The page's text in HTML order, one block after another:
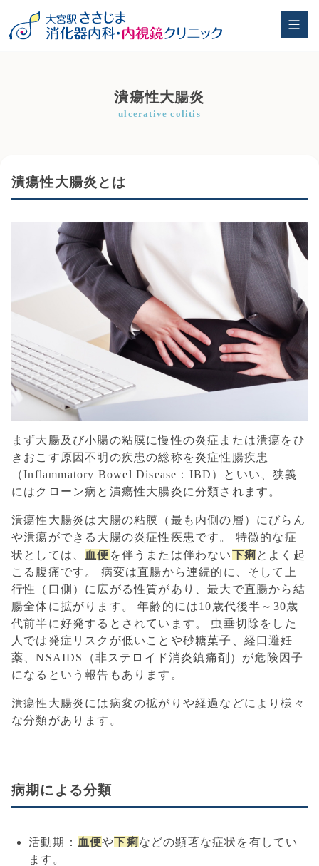
潰瘍性大腸炎
ulcerative colitis
潰瘍性大腸炎とは
まず大腸及び小腸の粘膜に慢性の炎症または潰瘍をひ
きおこす原因不明の疾患の総称を炎症性腸疾患
（Inflammatory Bowel Disease：IBD）といい、狭義
にはクローン病と潰瘍性大腸炎に分類されます。
潰瘍性大腸炎は大腸の粘膜（最も内側の層）にびらん
や潰瘍ができる大腸の炎症性疾患です。 特徴的な症
状としては、
血便 を伴うまたは伴わない下痢とよく起
こる腹痛です。 病変は直腸から連続的に、そして上
行性（口側）に広がる性質があり、最大で直腸から結
腸全体に拡がります。 年齢的には10歳代後半～30歳
代前半に好発するとされています。 虫垂切除をした
人では発症リスクが低いことや砂糖菓子、経口避妊
薬、NSAIDS（非ステロイド消炎鎮痛剤）が危険因子
になるという報告もあります。
潰瘍性大腸炎には病変の拡がりや経過などにより様々
な分類があります。
病期による分類
活動期： 血便や下痢などの顕著な症状を有してい
ます。